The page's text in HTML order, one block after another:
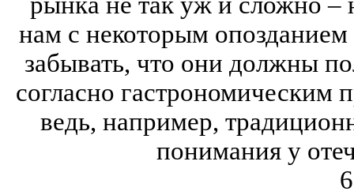
нам с некоторым
забывать, что они должны
согласно гастрономическим
ведь, например,
понимания у